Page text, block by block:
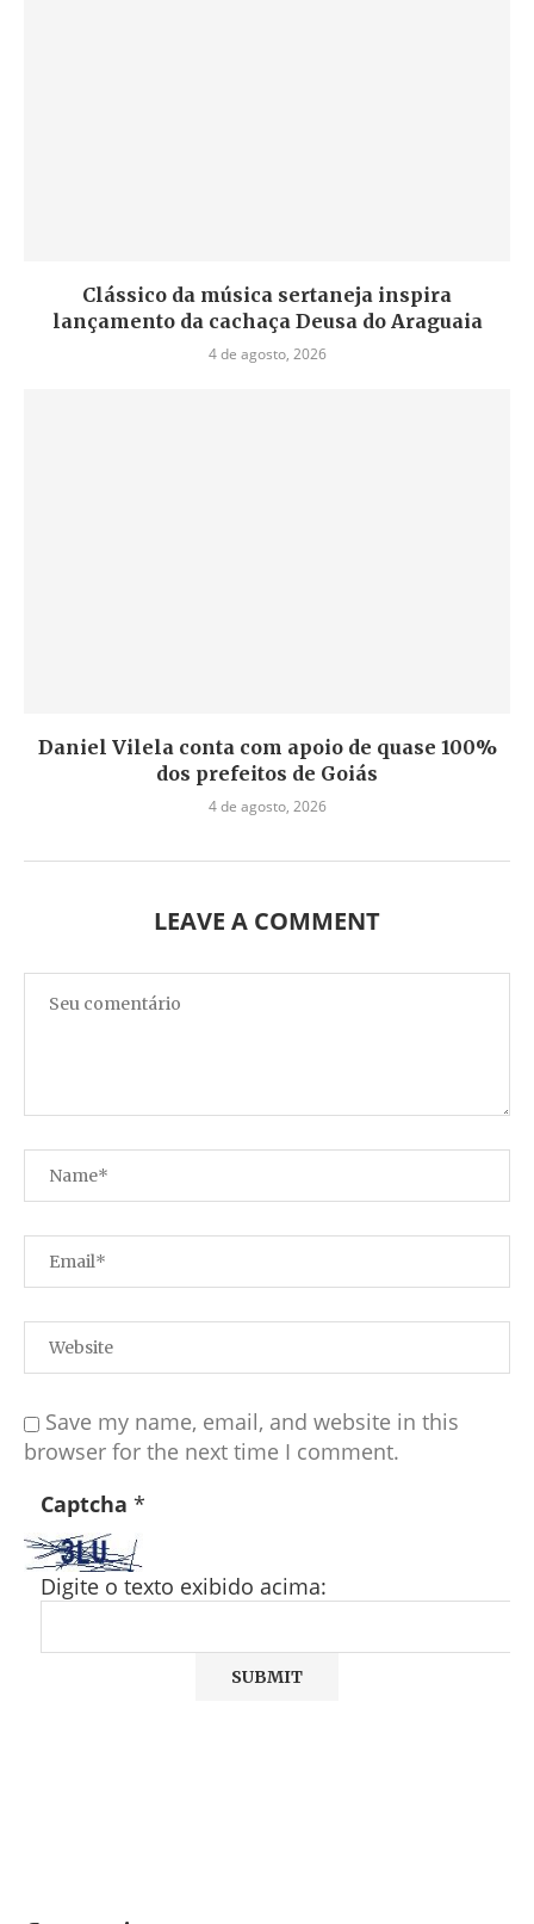
Clássico da música sertaneja inspira
lançamento da cachaça Deusa do Araguaia
4 de agosto, 2026
Daniel Vilela conta com apoio de quase 100%
dos prefeitos de Goiás
4 de agosto, 2026
LEAVE A COMMENT
Save my name, email, and website in this
browser for the next time I comment.
Captcha *
Digite o texto exibido acima: